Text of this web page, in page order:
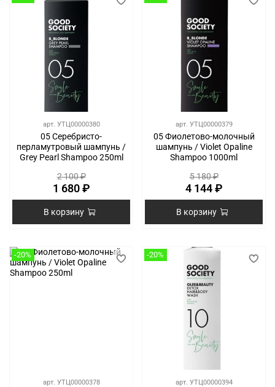
арт. УТЦ00000380
05 Серебристо-
перламутровый шампунь /
Grey Pearl Shampoo 250ml
2 100 ₽
1 680 ₽
В корзину
арт. УТЦ00000379
05 Фиолетово-молочный
шампунь / Violet Opaline
Shampoo 1000ml
5 180 ₽
4 144 ₽
В корзину
-20%
арт. УТЦ00000378
-20%
арт. УТЦ00000394